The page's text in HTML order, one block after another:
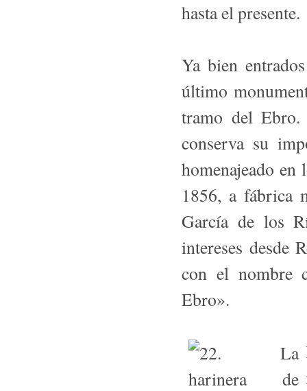
hasta el presente.
Ya bien
último
tramo del
conserva su
homenajeado en
1856, a fábrica
García de los
intereses desde
con el nombre
Ebro».